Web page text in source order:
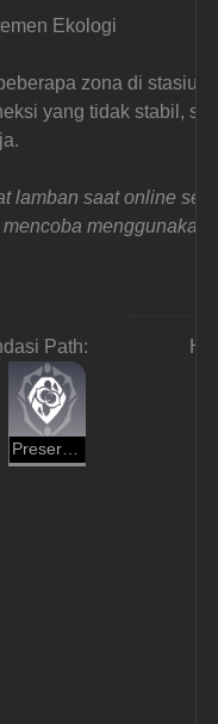
Ekologi
zona di
yang tidak stabil,
lamban saat online
menggunakan
Path:
Preservation